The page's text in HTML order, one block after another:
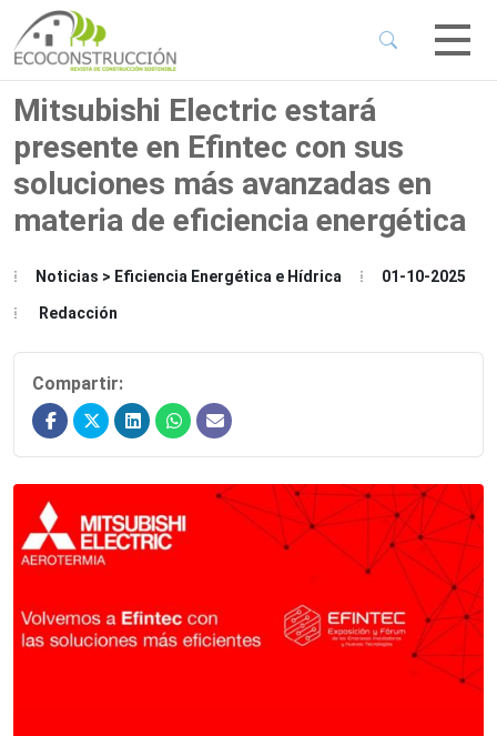
Menu
Menu
Menu
Mitsubishi Electric estará
presente en Efintec con sus
soluciones más avanzadas en
materia de eficiencia energética
Noticias > Eficiencia Energética e Hídrica 01-10-2025
Redacción
Compartir: